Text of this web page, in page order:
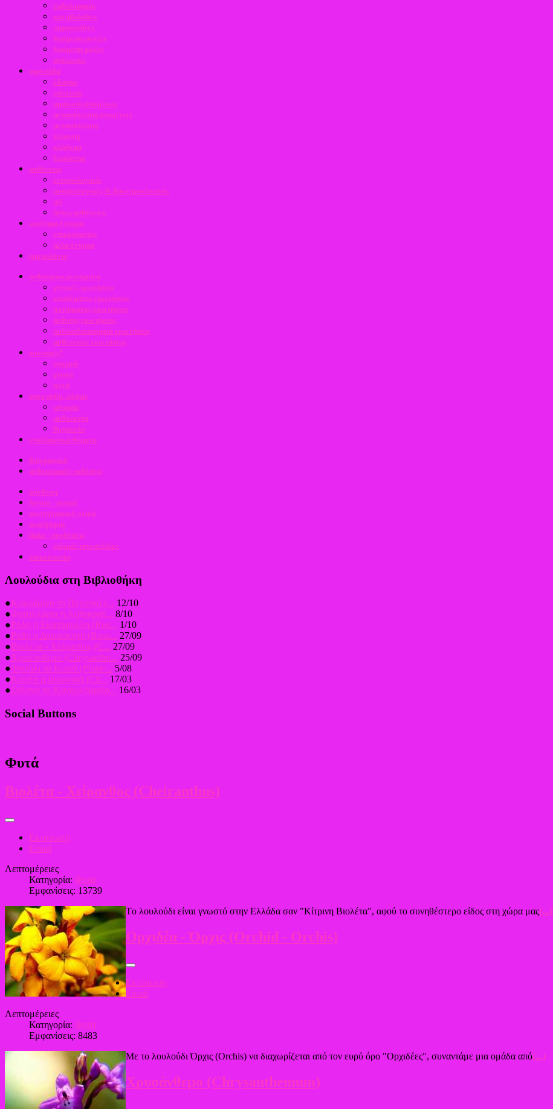
εμβολιασμός
καταβολάδες
παραφυάδες
διαίρεση φυτών
διαίρεση ριζών
στόλωνες
φροντίδα
έδαφος
φύτευση
αραίωση σπορ/των
μεταφύτευση σπορ/των
μεταφύτευση
λίπανση
κλάδεμα
ξεφύτεμα
ασθένειες
εντομολογικές
μυκητολογικές & βακτηριολογικές
ιοί
άλλες ασθένειες
ωφέλιμα έντομα
επικονιαστές
άλλα έντομα
ημερολόγιο
ανθοκηποερωτήματα
γενικές ερωτήσεις
κλαδέματος ερωτήσεις
ποτίσματος ερωτήσεις
άνθισης ερωτήσεις
πολλαπλασιασμού ερωτήσεις
ασθενειών ερωτήσεις
συνταγές*
φαγητά
γλυκά
ποτά
στον ανθρ. κόσμο
ιστορία
μυθολογία
θρησκεία
εναλλακτικά θέματα
βιογραφικό
ανθοκομικές εκθέσεις
σύνδεση
forum - αγορά
φωτογραφικό υλικό
αναζήτηση
links - συνδέσεις
φιλικές ιστοσελίδες
επικοινωνία
Λουλούδια στη Βιβλιοθήκη
●Κυκλάμινο το Περσικό (... 12/10
●Φριτιλλάρια η Αυτοκρατ... 8/10
●Ρόδη η Εκατόφυλλη (Ros... 1/10
●Ρόδη η Δαμασκηνή (Rosa... 27/09
●Βιολέτα - Χείρανθος (C... 27/09
●Χρυσάνθεμο (Chrysanthe... 25/09
●Φασόλι το Κοινό (Phase... 5/08
●Κιτρέα η Ιαπωνική (Cit... 17/03
●Σολανό το Κονδυλόρριζο... 16/03
Social Buttons
Φυτά
Βιολέτα - Χείρανθος (Cheiranthus)
Εκτύπωση
Email
Λεπτομέρειες
Κατηγορία: Φυτά
Εμφανίσεις: 13739
Tο λουλούδι είναι γνωστό στην Ελλάδα σαν "Κίτρινη Βιολέτα", αφού το συνηθέστερο είδος στη χώρα μας(...)
Ορχιδέα - Όρχις (Orchid - Orchis)
Εκτύπωση
Email
Λεπτομέρειες
Κατηγορία: Φυτά
Εμφανίσεις: 8483
Με το λουλούδι Όρχις (Orchis) να διαχωρίζεται από τον ευρύ όρο "Ορχιδέες", συναντάμε μια ομάδα από(...)
Χρυσάνθεμο (Chrysanthemum)